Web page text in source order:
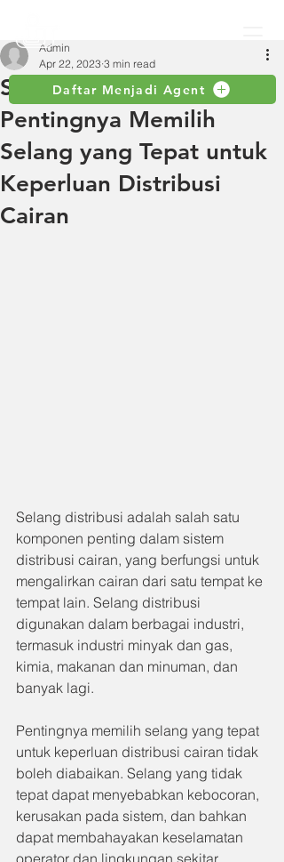
Daftar Menjadi Agent
Selang Distribusi:
Pentingnya Memilih
Selang yang Tepat untuk
Keperluan Distribusi
Cairan
Admin
Apr 22, 2023 3 min read
Selang distribusi adalah salah satu
komponen penting dalam sistem
distribusi cairan, yang berfungsi untuk
mengalirkan cairan dari satu tempat ke
tempat lain. Selang distribusi
digunakan dalam berbagai industri,
termasuk industri minyak dan gas,
kimia, makanan dan minuman, dan
banyak lagi.
Pentingnya memilih selang yang tepat
untuk keperluan distribusi cairan tidak
boleh diabaikan. Selang yang tidak
tepat dapat menyebabkan kebocoran,
kerusakan pada sistem, dan bahkan
dapat membahayakan keselamatan
operator dan lingkungan sekitar.